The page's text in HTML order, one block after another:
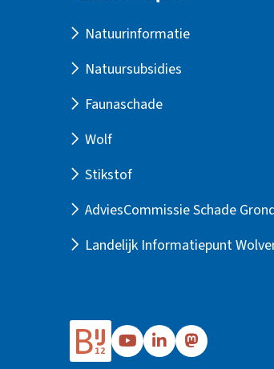
Natuurinformatie
Natuursubsidies
Faunaschade
Wolf
Stikstof
AdviesCommissie Schade
Landelijk Informatiepunt
Ga
naar
Ga
naar
Ga
naar